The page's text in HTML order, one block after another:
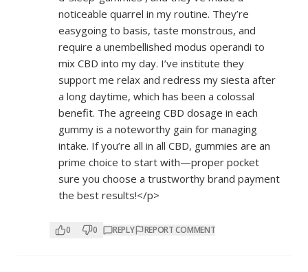
noticeable quarrel in my routine. They’re
easygoing to basis, taste monstrous, and
require a unembellished modus operandi to
mix CBD into my day. I’ve institute they
support me relax and redress my siesta after
a long daytime, which has been a colossal
benefit. The agreeing CBD dosage in each
gummy is a noteworthy gain for managing
intake. If you’re all in all CBD, gummies are an
prime choice to start with—proper pocket
sure you choose a trustworthy brand payment
the best results!</p>
0 0 REPLY REPORT COMMENT